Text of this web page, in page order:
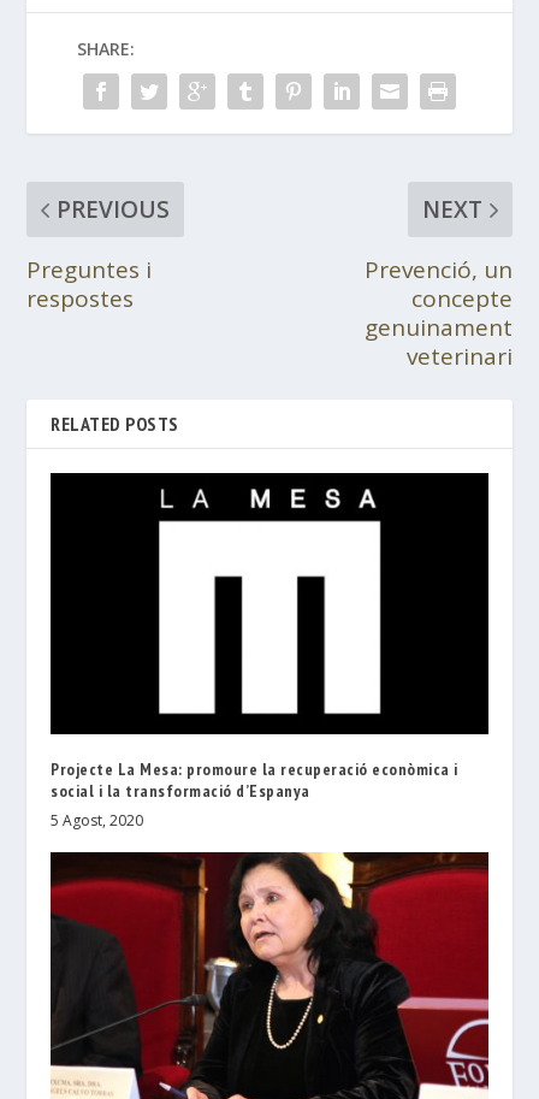
SHARE:
PREVIOUS
Preguntes i
respostes
NEXT
Prevenció, un
concepte
genuinament
veterinari
RELATED POSTS
Projecte La Mesa: promoure la recuperació econòmica i
social i la transformació d’Espanya
5 Agost, 2020